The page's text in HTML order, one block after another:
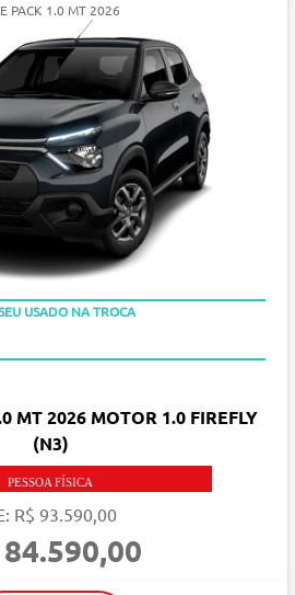
PACK 1.0 MT 2026
MT 2026 MOTOR 1.0 FIREFLY
(N3)
PESSOA FÍSICA
R$ 93.590,00